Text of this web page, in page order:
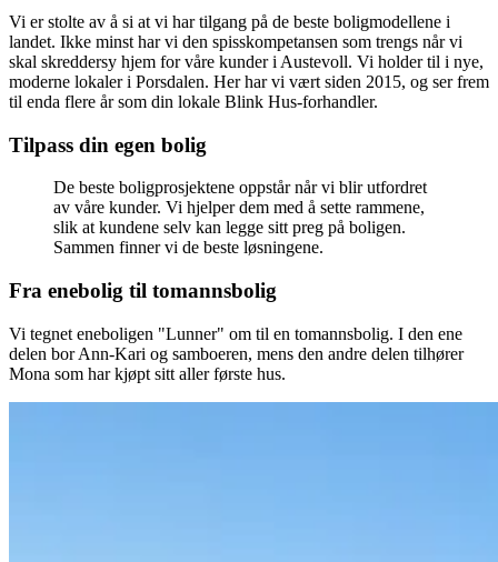
Vi er stolte av å si at vi har tilgang på de beste boligmodellene i
landet. Ikke minst har vi den spisskompetansen som trengs når vi
skal skreddersy hjem for våre kunder i Austevoll. Vi holder til i nye,
moderne lokaler i Porsdalen. Her har vi vært siden 2015, og ser frem
til enda flere år som din lokale Blink Hus-forhandler.
Tilpass din egen bolig
De beste boligprosjektene oppstår når vi blir utfordret
av våre kunder. Vi hjelper dem med å sette rammene,
slik at kundene selv kan legge sitt preg på boligen.
Sammen finner vi de beste løsningene.
Fra enebolig til tomannsbolig
Vi tegnet eneboligen "Lunner" om til en tomannsbolig. I den ene
delen bor Ann-Kari og samboeren, mens den andre delen tilhører
Mona som har kjøpt sitt aller første hus.